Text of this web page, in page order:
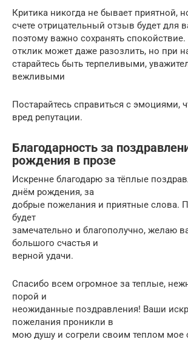
Критика никогда не бывает приятной,
счете отрицательный отзыв будет для
поэтому важно сохранять
отклик может даже разозлить, но при
старайтесь быть терпеливыми,
вежливыми
Постарайтесь справиться с эмоциями,
вред репутации.
Благодарность за
рождения в прозе
Искренне благодарю за тёплые
днём рождения, за
добрые пожелания и приятные слова.
будет
замечательно и благополучно, желаю
большого счастья и
верной удачи.
Спасибо всем огромное за теплые,
порой и
неожиданные поздравления! Ваши
пожелания проникли в
мою душу и согрели своим теплом мое